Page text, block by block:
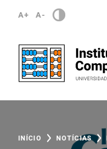
A+ A-
INÍCIO NOTÍCIAS